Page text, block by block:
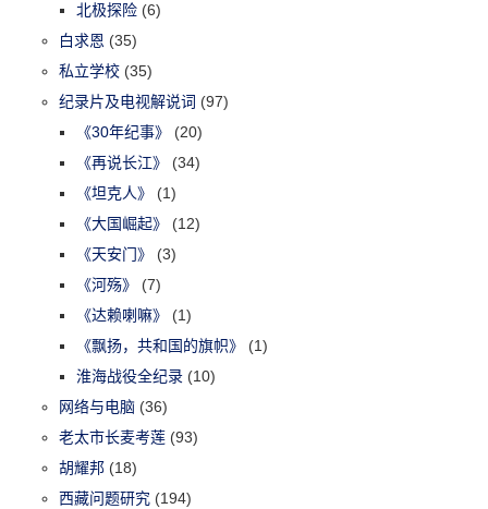
北极探险 (6)
白求恩 (35)
私立学校 (35)
纪录片及电视解说词 (97)
《30年纪事》
(20)
《再说长江》
(34)
《坦克人》
(1)
《大国崛起》
(12)
《天安门》
(3)
《河殇》
(7)
《达赖喇嘛》
(1)
《飘扬，共和国的旗帜》
(1)
淮海战役全纪录 (10)
网络与电脑 (36)
老太市长麦考莲 (93)
胡耀邦 (18)
西藏问题研究 (194)